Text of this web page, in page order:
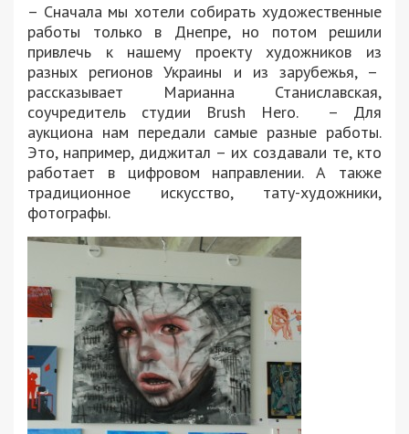
– Сначала мы хотели собирать художественные
работы только в Днепре, но потом решили
привлечь к нашему проекту художников из
разных регионов Украины и из зарубежья, –
рассказывает Марианна Станиславская,
соучредитель студии Brush Hero. – Для
аукциона нам передали самые разные работы.
Это, например, диджитал – их создавали те, кто
работает в цифровом направлении. А также
традиционное искусство, тату-художники,
фотографы.